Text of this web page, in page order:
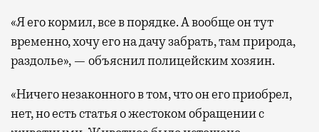
«Я его кормил, все в порядке. А вообще он тут
временно, хочу его на дачу забрать, там природа,
раздолье», — объяснил полицейским хозяин.
«Ничего незаконного в том, что он его приобрел,
нет, но есть статья о жестоком обращении с